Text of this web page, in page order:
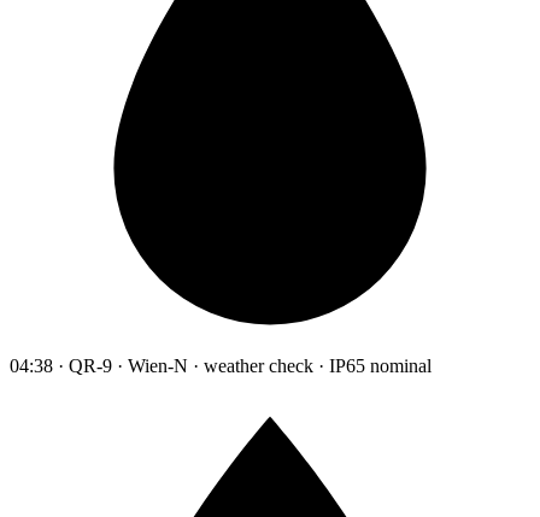
04:38 · QR-9 · Wien-N · weather check · IP65 nominal